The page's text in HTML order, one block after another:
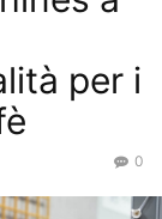
per i
0